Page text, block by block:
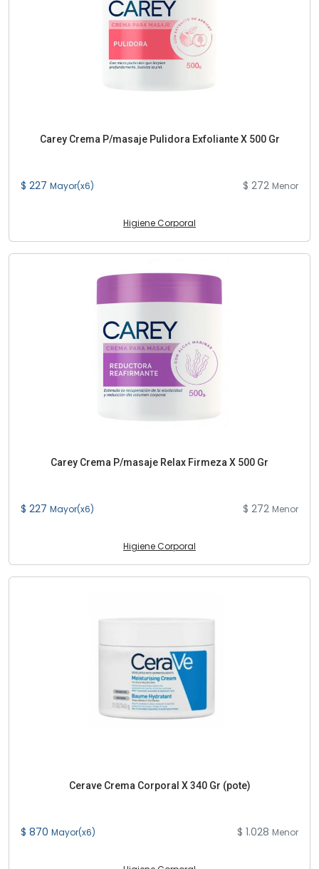
Carey Crema P/masaje Pulidora Exfoliante X 500 Gr
$ 227 Mayor(x6) $ 272 Menor
Higiene Corporal
Carey Crema P/masaje Relax Firmeza X 500 Gr
$ 227 Mayor(x6) $ 272 Menor
Higiene Corporal
Cerave Crema Corporal X 340 Gr (pote)
$ 870 Mayor(x6) $ 1.028 Menor